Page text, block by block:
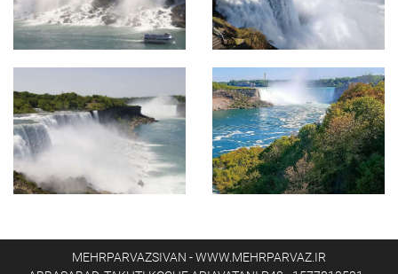
MEHRPARVAZSIVAN - WWW.MEHRPARVAZ.IR